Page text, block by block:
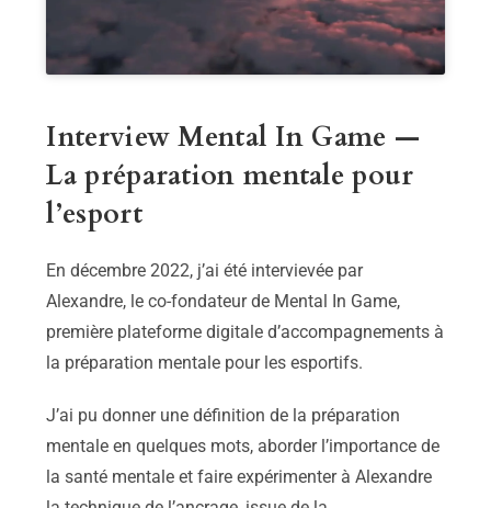
Interview Mental In Game —
La préparation mentale pour
l’esport
En décembre 2022, j’ai été intervievée par
Alexandre, le co-fondateur de Mental In Game,
première plateforme digitale d’accompagnements à
la préparation mentale pour les esportifs.
J’ai pu donner une définition de la préparation
mentale en quelques mots, aborder l’importance de
la santé mentale et faire expérimenter à Alexandre